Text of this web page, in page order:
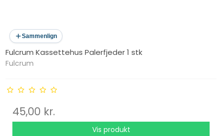
Sammenlign
Fulcrum Kassettehus Palerfjeder 1 stk
Fulcrum
45,00 kr.
Vis produkt